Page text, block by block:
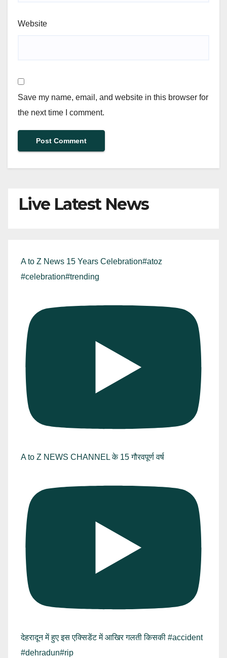
Website
Save my name, email, and website in this browser for
the next time I comment.
Live Latest News
A to Z News 15 Years Celebration#atoz
#celebration#trending
A to Z NEWS CHANNEL के 15 गौरवपूर्ण वर्ष
देहरादून में हुए इस एक्सिडेंट में आखिर गलती किसकी #accident
#dehradun#rip